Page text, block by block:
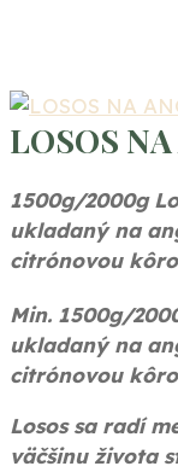
LOSOS
1500g/2000g
ukladaný na
Min. 1500g/
ukladaný na
Losos sa radí
väčšinu života